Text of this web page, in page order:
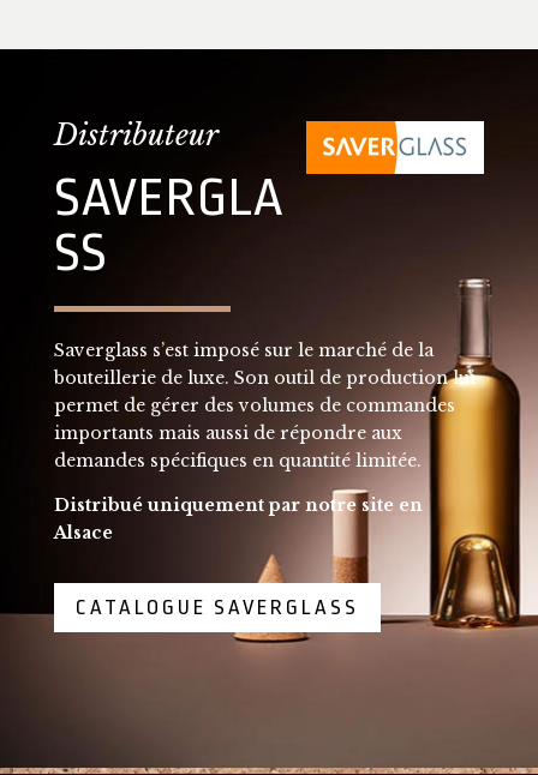
Distributeur
SAVERGLA
SS
Saverglass s’est imposé sur le marché de la
bouteillerie de luxe. Son outil de production lui
permet de gérer des volumes de commandes
importants mais aussi de répondre aux
demandes spécifiques en quantité limitée.
Distribué uniquement par notre site en
Alsace
CATALOGUE SAVERGLASS